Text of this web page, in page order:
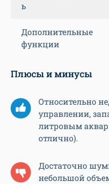
ь
Дополнительные
функции
Плюсы и минусы
Относительно
управлении,
литровым
отлично).
Достаточно
небольшой